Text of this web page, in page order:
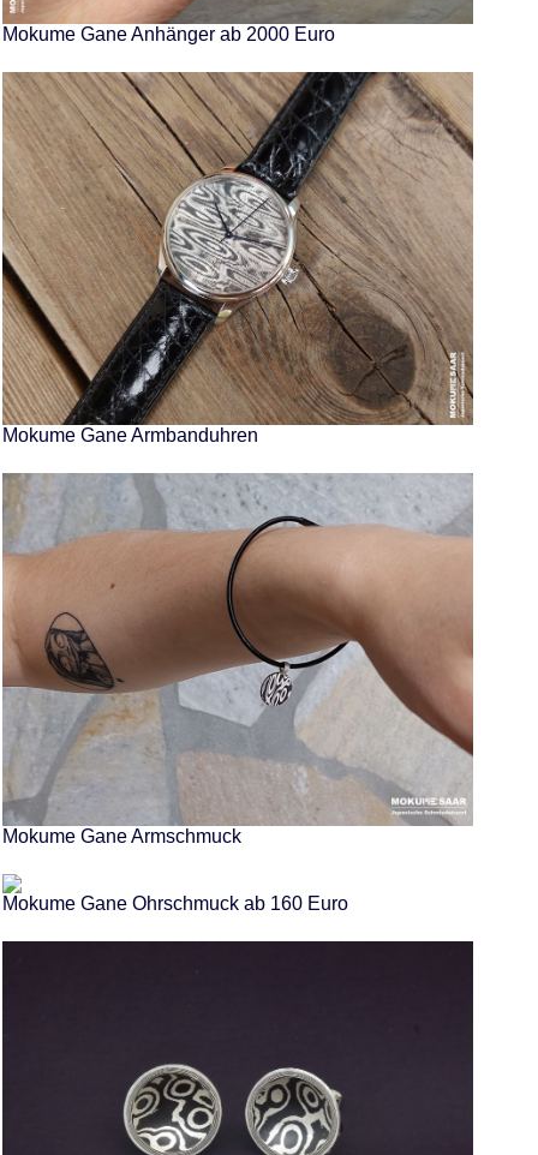
Mokume Gane Anhänger ab 2000 Euro
Mokume Gane Armbanduhren
Mokume Gane Armschmuck
Mokume Gane Ohrschmuck ab 160 Euro